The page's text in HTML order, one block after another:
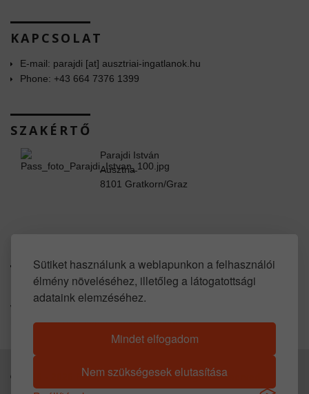
Sütiket használunk a weblapunkon a felhasználói
élmény növeléséhez, illetőleg a látogatottsági
adataink elemzéséhez.
Mindet elfogadom
Nem szükségesek elutasítása
KAPCSOLAT
E-mail: parajdi [at] ausztriai-ingatlanok.hu
Phone: +43 664 7376 1399
SZAKÉRTŐ
Parajdi István
Ausztria
8101 Gratkorn/Graz
SOCIAL LINKS
www.youtube.com/user/propertyinaustria
https://www.huis-kopen-oostenrijk.com
© 2016 - Parajdi Immobilien. All Rights Reserved.